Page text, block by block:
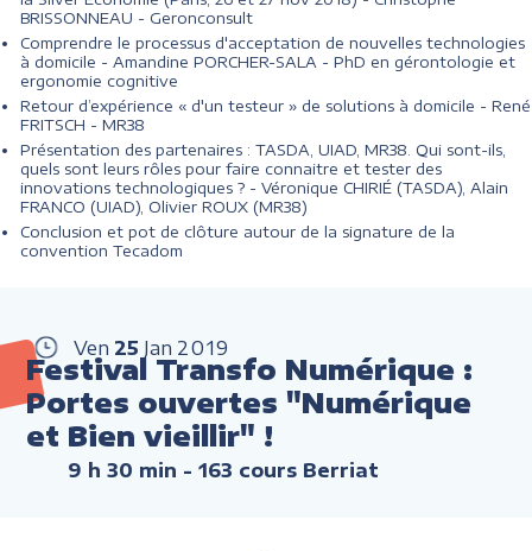
BRISSONNEAU - Geronconsult
Comprendre le processus d'acceptation de nouvelles technologies
à domicile - Amandine PORCHER-SALA - PhD en gérontologie et
ergonomie cognitive
Retour d’expérience « d'un testeur » de solutions à domicile - René
FRITSCH - MR38
Présentation des partenaires : TASDA, UIAD, MR38. Qui sont-ils,
quels sont leurs rôles pour faire connaitre et tester des
innovations technologiques ? - Véronique CHIRIÉ (TASDA), Alain
FRANCO (UIAD), Olivier ROUX (MR38)
Conclusion et pot de clôture autour de la signature de la
convention Tecadom
Ven 25 Jan 2019
Festival Transfo Numérique :
Portes ouvertes "Numérique
et Bien vieillir" !
9 h 30 min - 163 cours Berriat